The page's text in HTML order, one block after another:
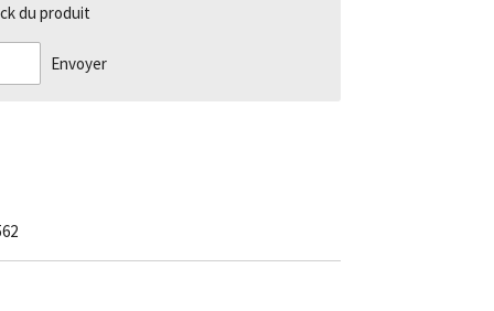
du produit
Envoyer